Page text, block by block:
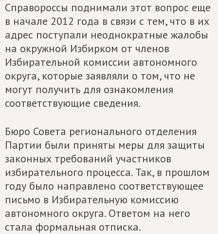
Справороссы поднимали этот вопрос еще
в начале 2012 года в связи с тем, что в их
адрес поступали неоднократные жалобы
на окружной Избирком от членов
Избирательной комиссии автономного
округа, которые заявляли о том, что не
могут получить для ознакомления
соответствующие сведения.
Бюро Совета регионального отделения
Партии были приняты меры для защиты
законных требований участников
избирательного процесса. Так, в прошлом
году было направлено соответствующее
письмо в Избирательную комиссию
автономного округа. Ответом на него
стала формальная отписка.